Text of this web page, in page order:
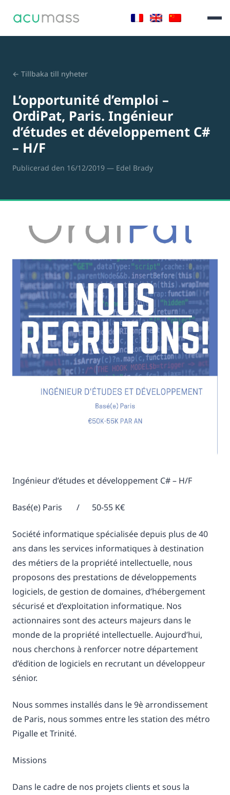
← Tillbaka till nyheter
L’opportunité d’emploi –
OrdiPat, Paris. Ingénieur
d’études et développement C#
– H/F
Publicerad den 16/12/2019 — Edel Brady
Ingénieur d’études et développement C# – H/F
Basé(e) Paris / 50-55 K€
Société informatique spécialisée depuis plus de 40
ans dans les services informatiques à destination
des métiers de la propriété intellectuelle, nous
proposons des prestations de développements
logiciels, de gestion de domaines, d’hébergement
sécurisé et d’exploitation informatique. Nos
actionnaires sont des acteurs majeurs dans le
monde de la propriété intellectuelle. Aujourd’hui,
nous cherchons à renforcer notre département
d’édition de logiciels en recrutant un développeur
sénior.
Nous sommes installés dans le 9è arrondissement
de Paris, nous sommes entre les station des métro
Pigalle et Trinité.
Missions
Dans le cadre de nos projets clients et sous la